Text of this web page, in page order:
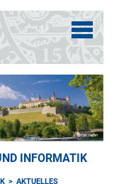
INFORMATIK
AKTUELLES